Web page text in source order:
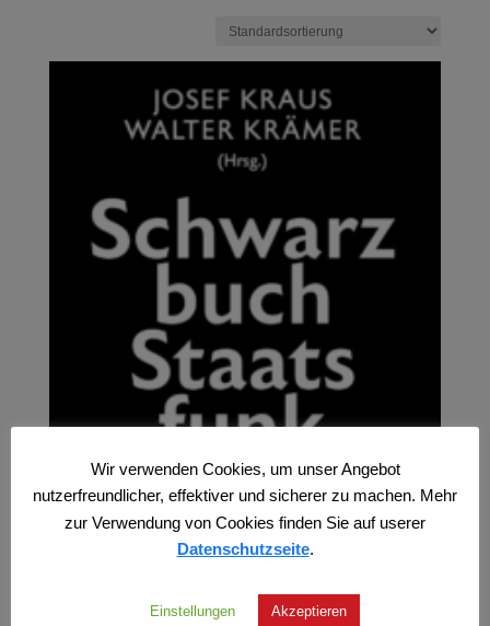
Wir verwenden Cookies, um unser Angebot
nutzerfreundlicher, effektiver und sicherer zu machen. Mehr
zur Verwendung von Cookies finden Sie auf userer
Datenschutzseite.
Einstellungen Akzeptieren